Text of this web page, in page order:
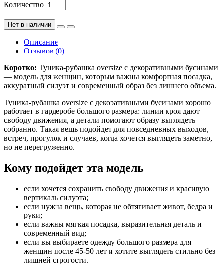
Количество
Нет в наличии
Описание
Отзывов (0)
Коротко: Туника-рубашка oversize с декоративными бусинами
— модель для женщин, которым важны комфортная посадка,
аккуратный силуэт и современный образ без лишнего объема.
Туника-рубашка oversize с декоративными бусинами хорошо
работает в гардеробе большого размера: линии кроя дают
свободу движения, а детали помогают образу выглядеть
собранно. Такая вещь подойдет для повседневных выходов,
встреч, прогулок и случаев, когда хочется выглядеть заметно,
но не перегруженно.
Кому подойдет эта модель
если хочется сохранить свободу движения и красивую
вертикаль силуэта;
если нужна вещь, которая не обтягивает живот, бедра и
руки;
если важны мягкая посадка, выразительная деталь и
современный вид;
если вы выбираете одежду большого размера для
женщин после 45-50 лет и хотите выглядеть стильно без
лишней строгости.